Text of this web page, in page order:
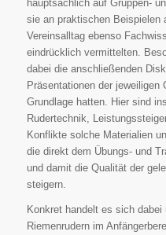
hauptsächlich auf Gruppen-
sie an praktischen Beispielen
Vereinsalltag ebenso
eindrücklich vermittelten.
dabei die anschließenden
Präsentationen der jeweiligen
Grundlage hatten. Hier sind
Rudertechnik,
Konflikte solche Materialien
die direkt dem Übungs- und
und damit die Qualität der
steigern.
Konkret handelt es sich
Riemenrudern im